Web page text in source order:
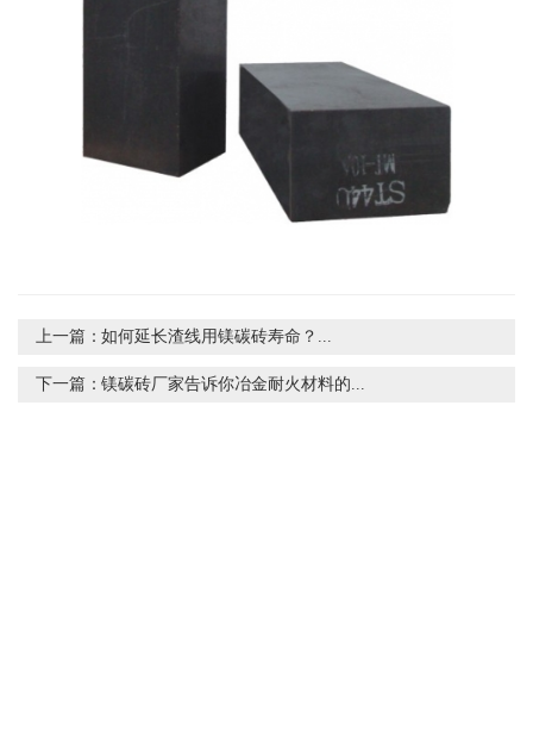
上一篇：如何延长渣线用镁碳砖寿命？...
下一篇：镁碳砖厂家告诉你冶金耐火材料的...